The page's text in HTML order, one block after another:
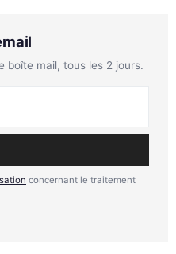
boîte mail, tous les 2 jours.
concernant le traitement